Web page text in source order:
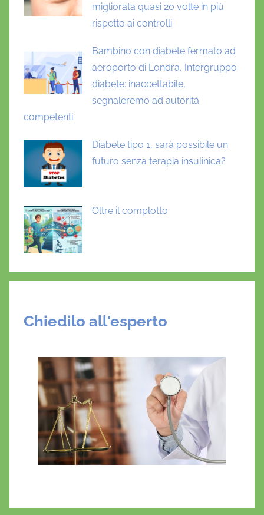
migliorata quasi 20 volte in più
rispetto ai controlli
Bambino con diabete fermato ad
aeroporto di Londra, Intergruppo
diabete: inaccettabile,
segnaleremo ad autorità
competenti
Diabete tipo 1, sarà possibile un
futuro senza terapia insulinica?
Oltre il complotto
Chiedilo all'esperto